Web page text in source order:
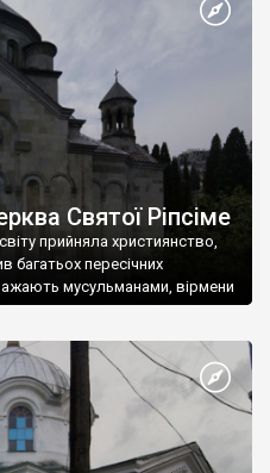
честь Херсонесу Таврійського
Святої Ріпсіме
прийняла християнство,
багатьох пересічних
мусульманами, вірмени